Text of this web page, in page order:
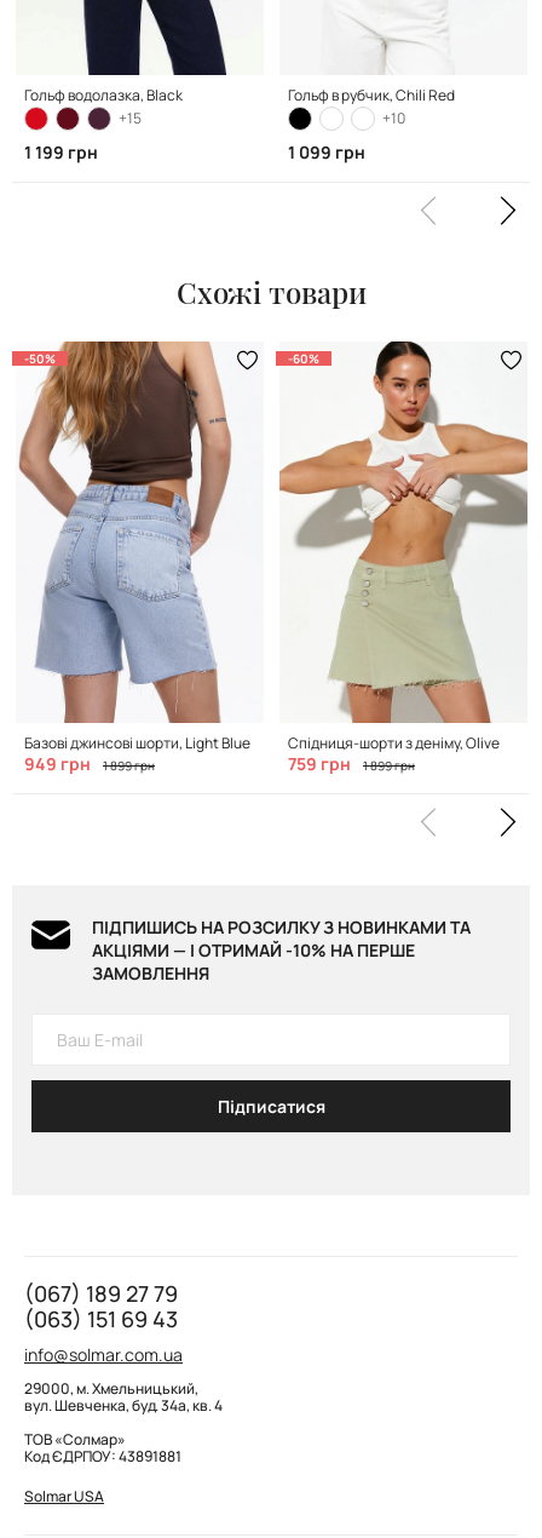
Гольф водолазка, Black
+15
1 199 грн
Гольф в рубчик, Chili Red
+10
1 099 грн
Схожі товари
-50%
Базові джинсові шорти, Light Blue
949 грн 1 899 грн
-60%
Спідниця-шорти з деніму, Olive
759 грн 1 899 грн
ПІДПИШИСЬ НА РОЗСИЛКУ З НОВИНКАМИ ТА
АКЦІЯМИ — І ОТРИМАЙ -10% НА ПЕРШЕ
ЗАМОВЛЕННЯ
Підписатися
(067) 189 27 79
(063) 151 69 43
info@solmar.com.ua
29000, м. Хмельницький,
вул. Шевченка, буд. 34а, кв. 4
ТОВ «Солмар»
Код ЄДРПОУ: 43891881
Solmar USA